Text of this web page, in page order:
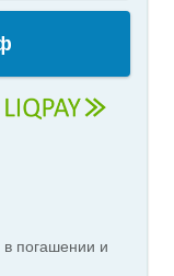
погашении и